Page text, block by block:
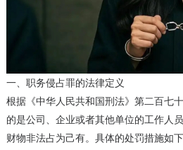
一、职务侵占罪的法律定义
根据《中华人民共和国刑法》第二百七
的是公司、企业或者其他单位的工作人
财物非法占为己有。具体的处罚措施如下